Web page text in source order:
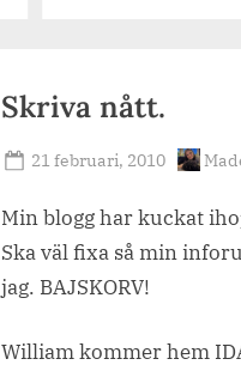
Skriva nått.
Posted
21 februari, 2010 By
Min blogg har kuckat
Ska väl fixa så min
jag. BAJSKORV!
William kommer hem